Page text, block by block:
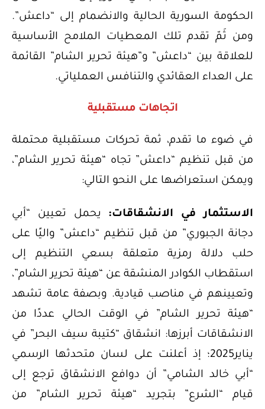
الحكومة السورية الحالية والانضمام إلى “داعش”.
ومن ثَمّ تقدم تلك المعطيات الملامح الأساسية
للعلاقة بين “داعش” و”هيئة تحرير الشام” القائمة
على العداء العقائدي والتنافس العملياتي.
اتجاهات مستقبلية
في ضوء ما تقدم، ثمة تحركات مستقبلية محتملة
من قبل تنظيم “داعش” تجاه “هيئة تحرير الشام”،
ويمكن استعراضها على النحو التالي:
الاستثمار في الانشقاقات:
يحمل تعيين “أبي
دجانة الجبوري” من قبل تنظيم “داعش” واليًا على
حلب دلالة رمزية متعلقة بسعي التنظيم إلى
استقطاب الكوادر المنشقة عن “هيئة تحرير الشام”،
وتعيينهم في مناصب قيادية. وبصفة عامة تشهد
“هيئة تحرير الشام” في الوقت الحالي عددًا من
الانشقاقات أبرزها: انشقاق “كتيبة سيف البحر” في
يناير2025؛ إذ أعلنت على لسان متحدثها الرسمي
“أبي خالد الشامي” أن دوافع الانشقاق ترجع إلى
قيام “الشرع” بتجريد “هيئة تحرير الشام” من